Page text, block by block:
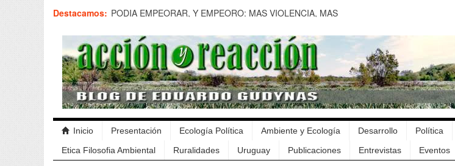
Destacamos: PODIA EMPEORAR, Y EMPEORO: MAS VIOLENCIA, MAS
TONOS DE VERDE EN URUGUAY
DESPUES DE NEPTUNO, LAS AGUAS SIGUEN
ENTREVERADAS
DESARROLLO SENIL Y RENOVACIONES PENDIENTES
VERDE PALIDO: LAS POLITICAS AMBIENTALES DEL NUEVO
GOBIERNO EN URUGUAY
LA VERGUENZA QUE OTROS NO SIENTEN: LA FIRMA DE
NEPTUNO
NUEVAS AUTORIDADES AMBIENTALES, VIEJOS PROBLEMAS
ECOLOGICOS
DESPUES DEL BOSTEZO ELECTORAL
Inicio Presentación Ecología Política Ambiente y Ecología Desarrollo Política
Etica Filosofia Ambiental
Ruralidades Uruguay Publicaciones Entrevistas Eventos